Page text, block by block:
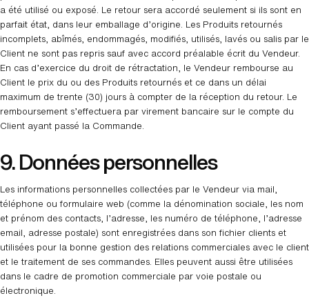
a été utilisé ou exposé. Le retour sera accordé seulement si ils sont en
parfait état, dans leur emballage d’origine. Les Produits retournés
incomplets, abîmés, endommagés, modifiés, utilisés, lavés ou salis par le
Client ne sont pas repris sauf avec accord préalable écrit du Vendeur.
En cas d’exercice du droit de rétractation, le Vendeur rembourse au
Client le prix du ou des Produits retournés et ce dans un délai
maximum de trente (30) jours à compter de la réception du retour. Le
remboursement s’effectuera par virement bancaire sur le compte du
Client ayant passé la Commande.
9. Données personnelles
Les informations personnelles collectées par le Vendeur via mail,
téléphone ou formulaire web (comme la dénomination sociale, les nom
et prénom des contacts, l’adresse, les numéro de téléphone, l’adresse
email, adresse postale) sont enregistrées dans son fichier clients et
utilisées pour la bonne gestion des relations commerciales avec le client
et le traitement de ses commandes. Elles peuvent aussi être utilisées
dans le cadre de promotion commerciale par voie postale ou
électronique.